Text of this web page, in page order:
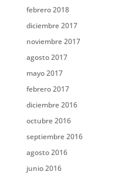
febrero 2018
diciembre 2017
noviembre 2017
agosto 2017
mayo 2017
febrero 2017
diciembre 2016
octubre 2016
septiembre 2016
agosto 2016
junio 2016